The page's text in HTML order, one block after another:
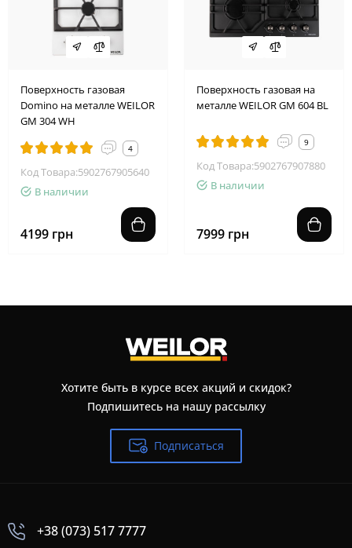
Поверхность газовая
Domino на металле WEILOR
GM 304 WH
4
Код Товара:5902767905640
В наличии
4199 грн
Поверхность газовая на
металле WEILOR GM 604 BL
9
Код Товара:5902767907880
В наличии
7999 грн
Хотите быть в курсе всех акций и скидок?
Подпишитесь на нашу рассылку
Подписаться
+38 (073) 517 7777